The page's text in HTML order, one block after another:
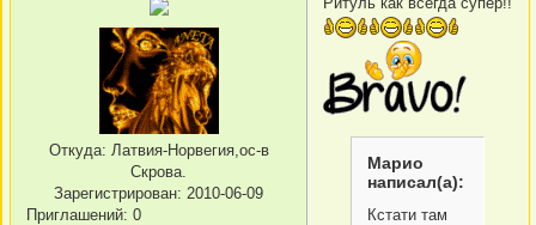
Откуда: Латвия-Норвегия,ос-в
Скрова.
Зарегистрирован: 2010-06-09
Приглашений: 0
Марио
написал(а):
Кстати там